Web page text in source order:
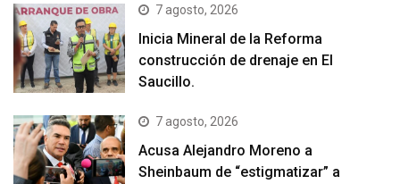
7 agosto, 2026
Inicia Mineral de la Reforma
construcción de drenaje en El
Saucillo.
7 agosto, 2026
Acusa Alejandro Moreno a
Sheinbaum de “estigmatizar” a